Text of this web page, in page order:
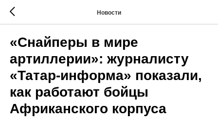
Новости
«Снайперы в мире
артиллерии»: журналисту
«Татар-информа» показали,
как работают бойцы
Африканского корпуса